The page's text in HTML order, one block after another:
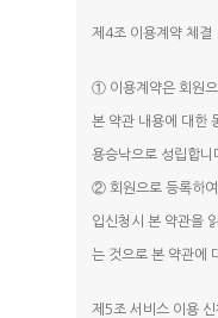
제4조 이용계약 체결
① 이용계약은 회원으
본 약관 내용에 대한
용승낙으로 성립합니
② 회원으로 등록하
입신청시 본 약관을
는 것으로 본 약관에
제5조 서비스 이용 신